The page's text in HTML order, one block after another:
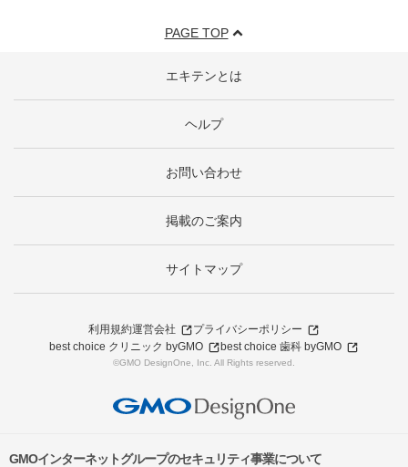
PAGE TOP
エキテンとは
ヘルプ
お問い合わせ
掲載のご案内
サイトマップ
利用規約運営会社
プライバシーポリシー
best choice クリニック byGMO
best choice 歯科 byGMO
©GMO DesignOne, Inc. All Rights reserved.
GMOインターネットグループのセキュリティ事業について